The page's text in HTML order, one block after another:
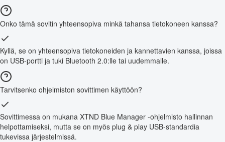
Onko tämä sovitin yhteensopiva minkä tahansa tietokoneen kanssa?
Kyllä, se on yhteensopiva tietokoneiden ja kannettavien kanssa, joissa
on USB-portti ja tuki Bluetooth 2.0:lle tai uudemmalle.
Tarvitsenko ohjelmiston sovittimen käyttöön?
Sovittimessa on mukana XTND Blue Manager -ohjelmisto hallinnan
helpottamiseksi, mutta se on myös plug & play USB-standardia
tukevissa järjestelmissä.